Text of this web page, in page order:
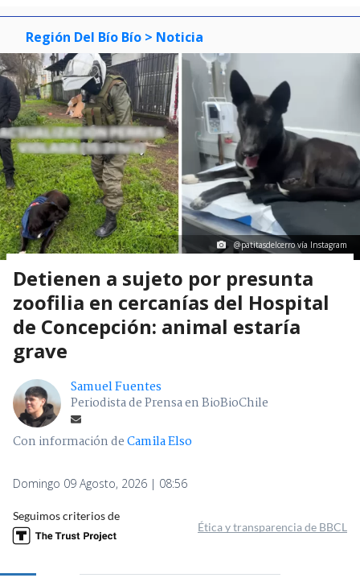
Región Del Bío Bío > Noticia
@patitasdelcerro vía Instagram
Detienen a sujeto por presunta
zoofilia en cercanías del Hospital
de Concepción: animal estaría
grave
Samuel Fuentes
Periodista de Prensa en BioBioChile
Con información deCamila Elso
Domingo 09 Agosto, 2026 | 08:56
Seguimos criterios de
Ética y transparencia de BBCL